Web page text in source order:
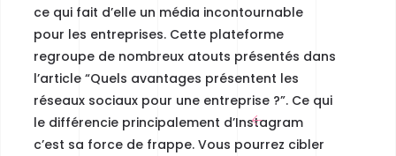
ce qui fait d’elle un média incontournable
pour les entreprises. Cette plateforme
regroupe de nombreux atouts présentés dans
l’article “Quels avantages présentent les
réseaux sociaux pour une entreprise ?”. Ce qui
le différencie principalement d’Instagram
c’est sa force de frappe.Vous pourrez cibler